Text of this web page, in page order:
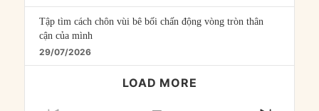
Tập tìm cách chôn vùi bê bối chấn động vòng tròn thân
cận của mình
29/07/2026
LOAD MORE